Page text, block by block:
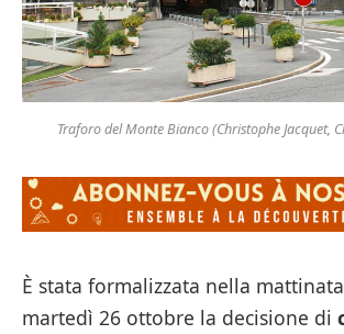
Traforo del Monte Bianco (Christophe Jacquet,
È stata formalizzata nella
martedì 26 ottobre la decisione di